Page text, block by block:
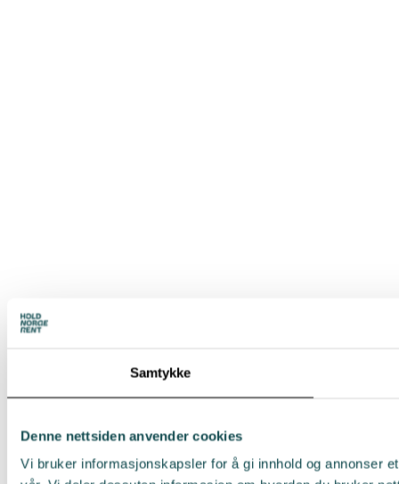
Samtykke
Denne nettsiden anvender cookies
Vi bruker informasjonskapsler for å gi innhold og annonser